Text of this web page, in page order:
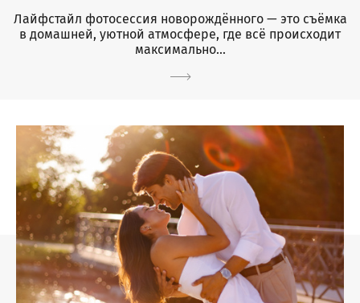
Лайфстайл фотосессия новорождённого — это съёмка
в домашней, уютной атмосфере, где всё происходит
максимально...